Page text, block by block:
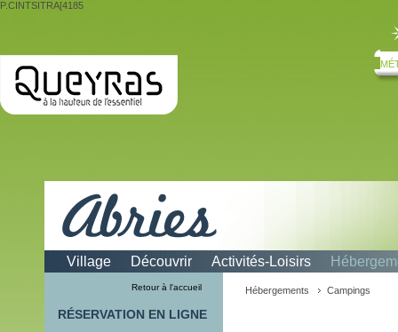
P.CINTSITRA[4185
Campings
Village Découvrir Activités-Loisirs
Retour à l'accueil
RÉSERVATION EN LIGNE
Hébergements Campings